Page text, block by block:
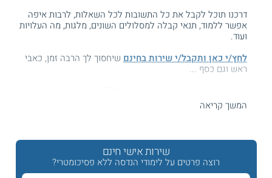
דרכנו תוכל לקבל את כל התשובות לכל השאלות, לרבות איפה
אפשר ללמוד, תנאי קבלה למסלולים השונים, מלגות, מה העלויות
ועוד.
לחץ/י כאן ותקבל/י שירות בחינם שיחסוך לך הרבה זמן, כאבי
ראש וגם כסף ...
עזרנו גם לך? דרג אותנו:
לימודי הנדסה ללא פסיכומטרי
המשך קריאה
שירות אישי חינם
רוצה פרטים על לימודי הנדסה ללא פסיכומטרי?